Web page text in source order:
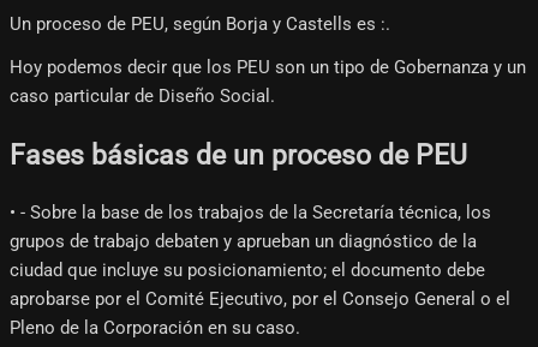
Un proceso de PEU, según Borja y Castells es :.
Hoy podemos decir que los PEU son un tipo de Gobernanza y un
caso particular de Diseño Social.
Fases básicas de un proceso de PEU
• - Sobre la base de los trabajos de la Secretaría técnica, los
grupos de trabajo debaten y aprueban un diagnóstico de la
ciudad que incluye su posicionamiento; el documento debe
aprobarse por el Comité Ejecutivo, por el Consejo General o el
Pleno de la Corporación en su caso.